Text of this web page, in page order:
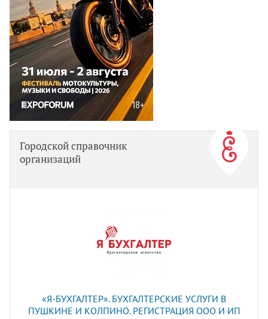
Городской справочник
организаций
«Я-БУХГАЛТЕР». БУХГАЛТЕРСКИЕ УСЛУГИ В
ПУШКИНЕ И КОЛПИНО. РЕГИСТРАЦИЯ ООО И ИП